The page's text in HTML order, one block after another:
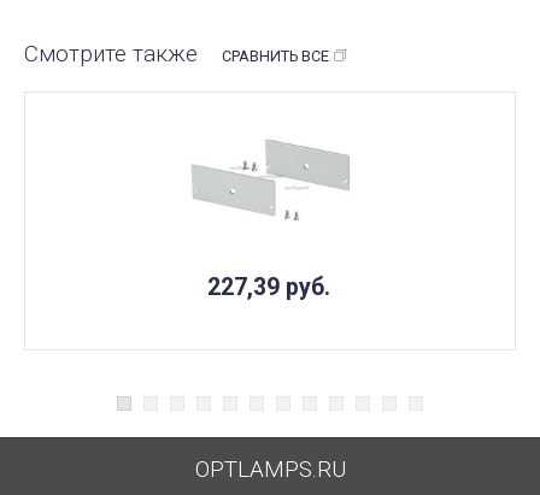
Смотрите также СРАВНИТЬ ВСЕ
227,39 руб.
OPTLAMPS.RU